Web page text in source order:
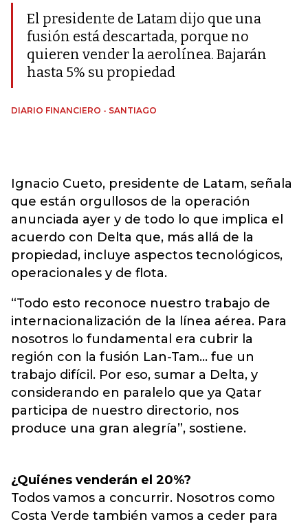
El presidente de Latam dijo que una
fusión está descartada, porque no
quieren vender la aerolínea. Bajarán
hasta 5% su propiedad
DIARIO FINANCIERO - SANTIAGO
Ignacio Cueto, presidente de Latam, señala
que están orgullosos de la operación
anunciada ayer y de todo lo que implica el
acuerdo con Delta que, más allá de la
propiedad, incluye aspectos tecnológicos,
operacionales y de flota.
“Todo esto reconoce nuestro trabajo de
internacionalización de la línea aérea. Para
nosotros lo fundamental era cubrir la
región con la fusión Lan-Tam… fue un
trabajo difícil. Por eso, sumar a Delta, y
considerando en paralelo que ya Qatar
participa de nuestro directorio, nos
produce una gran alegría”, sostiene.
¿Quiénes venderán el 20%?
Todos vamos a concurrir. Nosotros como
Costa Verde también vamos a ceder para